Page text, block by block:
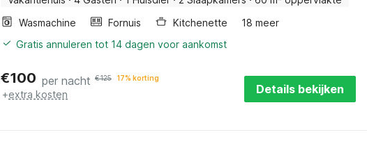
Wasmachine
Fornuis Kitchenette
18 meer
Gratis annuleren tot 14 dagen voor aankomst
€100 per nacht €125 17% korting
+extra kosten Details bekijken